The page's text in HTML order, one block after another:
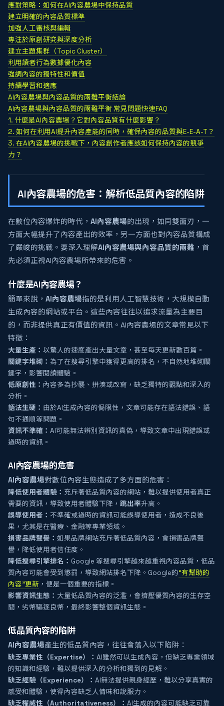
應對策略：如何在AI內容農場中保持品質
建立明確的內容品質標準
加強人工審核與編輯
專注於原創研究與深度分析
建立主題集群（Topic Cluster）
利用讀者行為數據優化內容
強調內容的獨特性和價值
持續學習和適應
AI內容農場與內容品質的兩難平衡結論
AI內容農場與內容品質的兩難平衡 常見問題快速FAQ
1. 什麼是AI內容農場？它對內容品質有什麼影響？
2. 如何在利用AI提升內容產能的同時，確保內容的品質與E-E-A-T？
3. 在AI內容農場的挑戰下，內容創作者應該如何保持內容的競爭
力？
AI內容農場的危害：解析低品質內容的陷阱
在數位內容爆炸的時代， AI內容農場的出現，如同雙面刃，一
方面大幅提升了內容產出的效率，另一方面也對內容品質構成
了嚴峻的挑戰。要深入理解AI內容農場與內容品質的兩難 ，首
先必須正視AI內容農場所帶來的危害。
什麼是AI內容農場？
簡單來說， AI內容農場指的是利用人工智慧技術，大規模自動
生成內容的網站或平台。這些內容往往以追求流量為主要目
的，而非提供真正有價值的資訊。AI內容農場的文章常見以下
特徵：
大量生產： 以驚人的速度產出大量文章，甚至每天更新數百篇。
關鍵字堆砌： 為了在搜尋引擎中獲得更高的排名，不自然地堆砌關
鍵字，影響閱讀體驗。
低原創性： 內容多為抄襲、拼湊或改寫，缺乏獨特的觀點和深入的
分析。
語法生硬： 由於AI生成內容的侷限性，文章可能存在語法錯誤、語
句不通順等問題。
資訊不準確： AI可能無法辨別資訊的真偽，導致文章中出現錯誤或
過時的資訊。
AI內容農場的危害
AI內容農場對數位內容生態造成了多方面的危害：
降低使用者體驗： 充斥著低品質內容的網站，難以提供使用者真正
需要的資訊，導致使用者體驗下降， 跳出率升高。
誤導使用者： 不準確或過時的資訊可能誤導使用者，造成不良後
果，尤其是在醫療、金融等專業領域。
損害品牌聲譽： 如果品牌網站充斥著低品質內容，會損害品牌聲
譽，降低使用者信任度。
降低搜尋引擎排名： Google 等搜尋引擎越來越重視內容品質，低品
質內容可能會受到懲罰，導致網站排名下降。Google的“有幫助的
內容”更新 ，便是一個重要的指標。
影響資訊生態： 大量低品質內容的泛濫，會擠壓優質內容的生存空
間，劣幣驅逐良幣，最終影響整個資訊生態。
低品質內容的陷阱
AI內容農場產生的低品質內容，往往會落入以下陷阱：
缺乏專業性（Expertise）： AI雖然可以生成內容，但缺乏專業領域
的知識和經驗，難以提供深入的分析和獨到的見解。
缺乏經驗（Experience）： AI無法提供親身經歷，難以分享真實的
感受和體驗，使得內容缺乏人情味和說服力。
缺乏權威性（Authoritativeness）： AI生成的內容可能缺乏可靠